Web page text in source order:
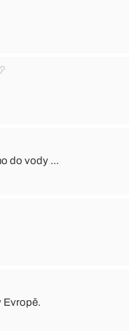
do vody ...
Evropě.